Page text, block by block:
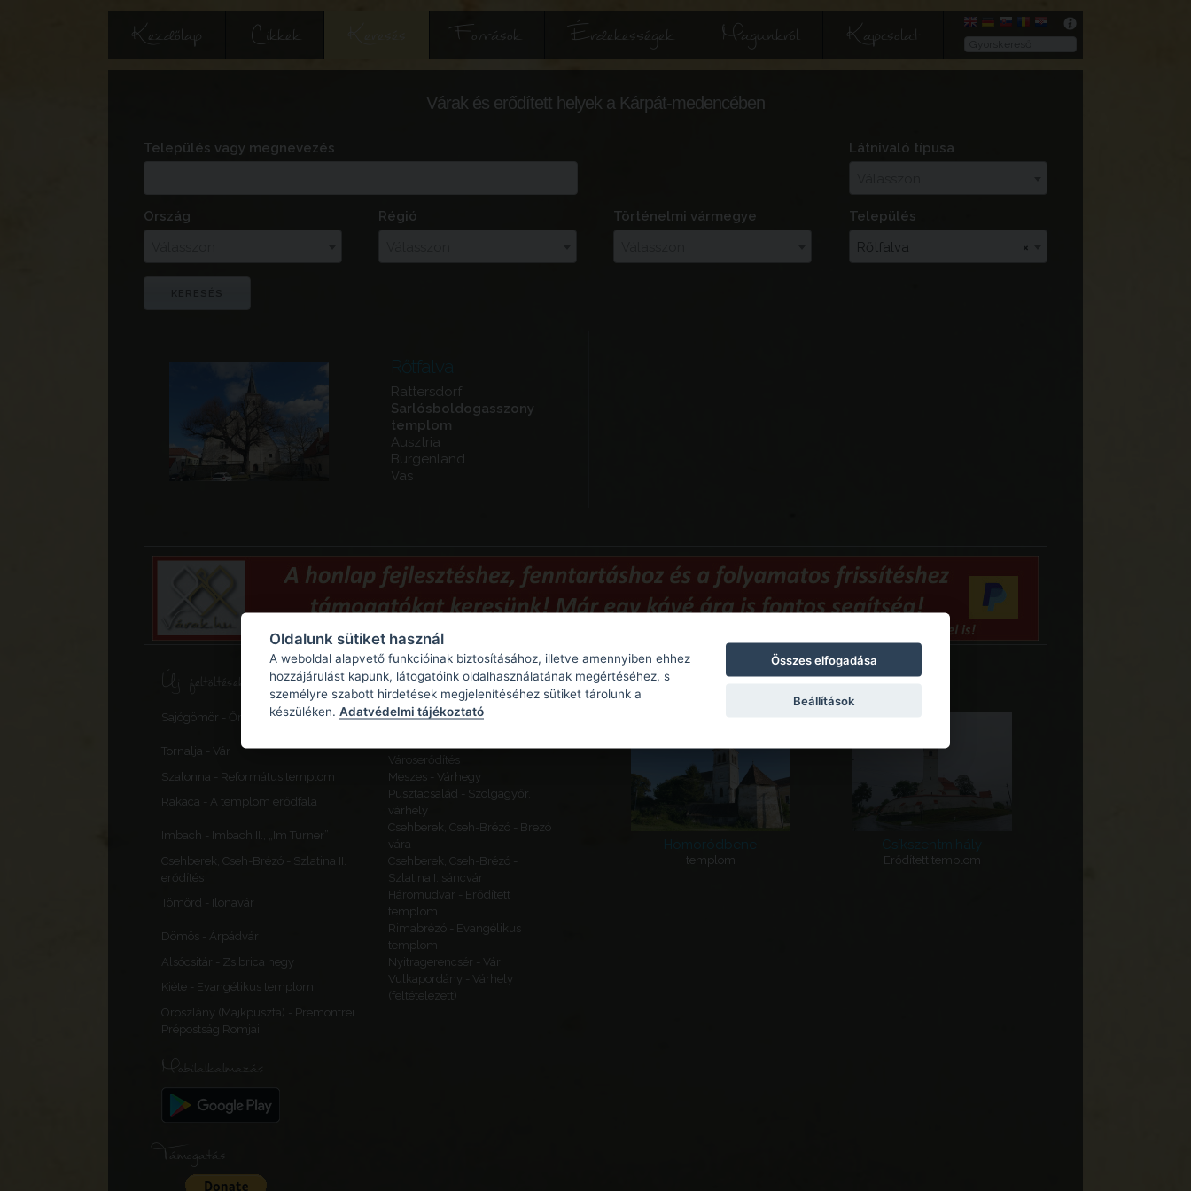
Kezdőlap Cikkek Források Érdekességek Magunkról Kapcsolat
Várak és erődített helyek a Kárpát-medencében
Település vagy megnevezés
Látnivaló típusa
Ország
Régió
Történelmi vármegye
Település
×
Rőtfalva
Rőtfalva
Rattersdorf
Sarlósboldogasszony
templom
Ausztria
Burgenland
Vas
Új feltöltések, frissítések
Sajógömör - Őrtorony, elővédmű
Sajógömör - Várhegy - Gömör
Tornalja - Vár
Városerődítés
Szalonna - Református templom
Meszes - Várhegy
Rakaca - A templom erődfala
Pusztacsalád - Szolgagyőr,
várhely
Imbach - Imbach II., „Im Turner”
Csehberek, Cseh-Brézó - Brezó
vára
Csehberek, Cseh-Brézó - Szlatina II.
erődítés
Csehberek, Cseh-Brézó -
Szlatina I. sáncvár
Tömörd - Ilonavár
Háromudvar - Erődített
templom
Dömös - Árpádvár
Rimabrézó - Evangélikus
templom
Alsócsitár - Zsibrica hegy
Nyitragerencsér - Vár
Kiéte - Evangélikus templom
Vulkapordány - Várhely
(feltételezett)
Oroszlány (Majkpuszta) - Premontrei
Prépostság Romjai
Mobilalkalmazás
Támogatás
Ajánlott látnivalók
Homoródbene
templom
Csíkszentmihály
Erődített templom
Oldalunk sütiket használ
A weboldal alapvető funkcióinak biztosításához, illetve amennyiben ehhez
hozzájárulást kapunk, látogatóink oldalhasználatának megértéséhez, s
személyre szabott hirdetések megjelenítéséhez sütiket tárolunk a
készüléken. Adatvédelmi tájékoztató
Összes elfogadása
Beállítások